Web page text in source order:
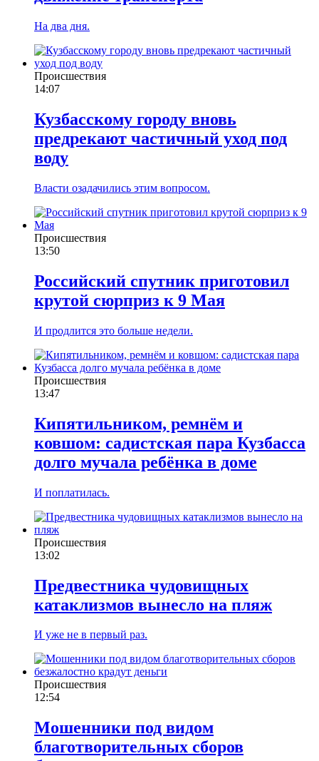
На два дня.
Происшествия
14:07
Кузбасскому городу вновь
предрекают частичный уход под
воду
Власти озадачились этим вопросом.
Происшествия
13:50
Российский спутник приготовил
крутой сюрприз к 9 Мая
И продлится это больше недели.
Происшествия
13:47
Кипятильником, ремнём и
ковшом: садистская пара Кузбасса
долго мучала ребёнка в доме
И поплатилась.
Происшествия
13:02
Предвестника чудовищных
катаклизмов вынесло на пляж
И уже не в первый раз.
Происшествия
12:54
Мошенники под видом
благотворительных сборов